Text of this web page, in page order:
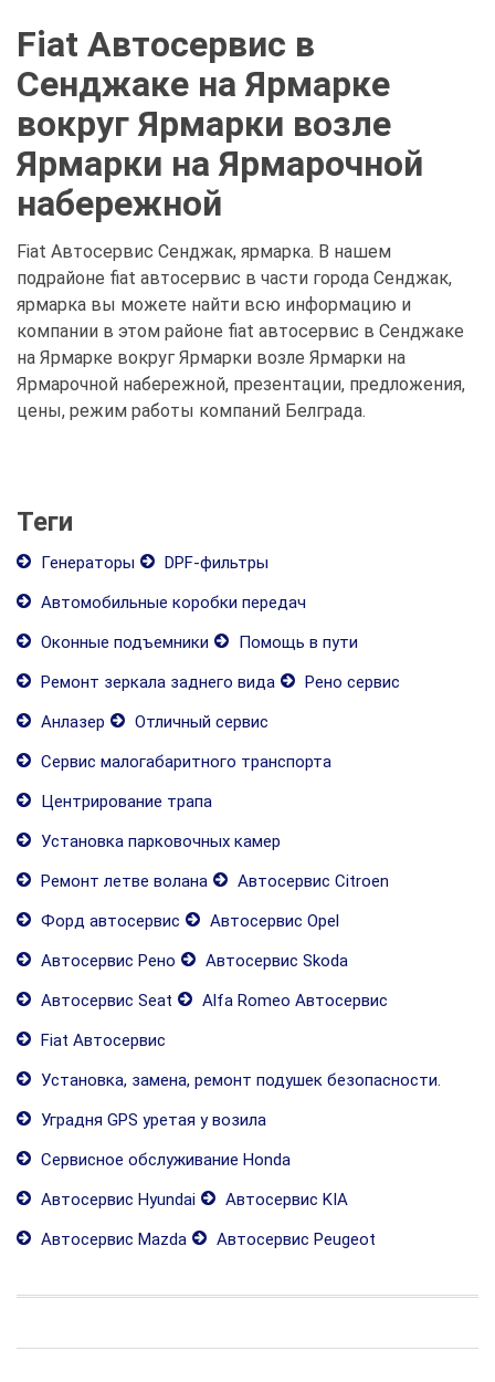
Fiat Автосервис в
Сенджаке на Ярмарке
вокруг Ярмарки возле
Ярмарки на Ярмарочной
набережной
Fiat Автосервис Сенджак, ярмарка. В нашем
подрайоне fiat автосервис в части города Сенджак,
ярмарка вы можете найти всю информацию и
компании в этом районе fiat автосервис в Сенджаке
на Ярмарке вокруг Ярмарки возле Ярмарки на
Ярмарочной набережной, презентации, предложения,
цены, режим работы компаний Белграда.
Теги
Генераторы
DPF-фильтры
Автомобильные коробки передач
Оконные подъемники
Помощь в пути
Ремонт зеркала заднего вида
Рено сервис
Анлазер
Отличный сервис
Сервис малогабаритного транспорта
Центрирование трапа
Установка парковочных камер
Ремонт летве волана
Автосервис Citroen
Форд автосервис
Автосервис Opel
Автосервис Рено
Автосервис Skoda
Автосервис Seat
Alfa Romeo Автосервис
Fiat Автосервис
Установка, замена, ремонт подушек безопасности.
Уградня GPS уретая у возила
Сервисное обслуживание Honda
Автосервис Hyundai
Автосервис KIA
Автосервис Mazda
Автосервис Peugeot